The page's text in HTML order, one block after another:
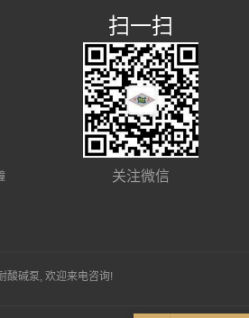
扫一扫
关注微信
酸碱泵, 欢迎来电咨询!